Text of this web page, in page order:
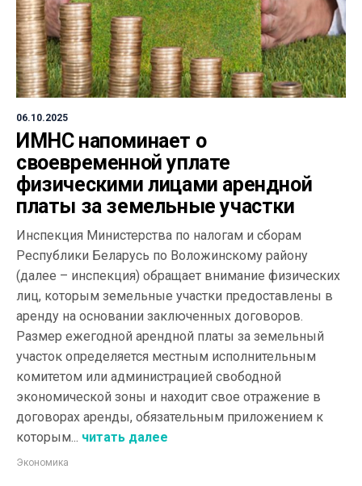
06.10.2025
ИМНС напоминает о
своевременной уплате
физическими лицами арендной
платы за земельные участки
Инспекция Министерства по налогам и сборам
Республики Беларусь по Воложинскому району
(далее – инспекция) обращает внимание физических
лиц, которым земельные участки предоставлены в
аренду на основании заключенных договоров.
Размер ежегодной арендной платы за земельный
участок определяется местным исполнительным
комитетом или администрацией свободной
экономической зоны и находит свое отражение в
договорах аренды, обязательным приложением к
которым... читать далее
Экономика